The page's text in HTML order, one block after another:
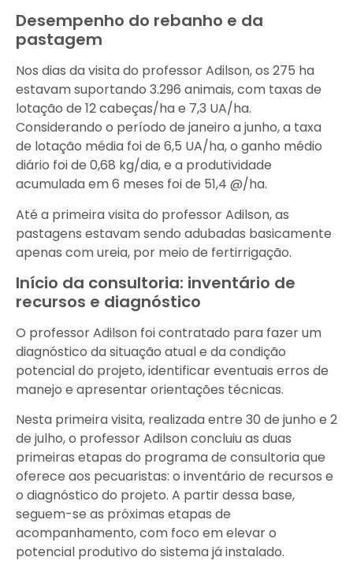
Desempenho do rebanho e da
pastagem
Nos dias da visita do professor Adilson, os 275 ha
estavam suportando 3.296 animais, com taxas de
lotação de 12 cabeças/ha e 7,3 UA/ha.
Considerando o período de janeiro a junho, a taxa
de lotação média foi de 6,5 UA/ha, o ganho médio
diário foi de 0,68 kg/dia, e a produtividade
acumulada em 6 meses foi de 51,4 @/ha.
Até a primeira visita do professor Adilson, as
pastagens estavam sendo adubadas basicamente
apenas com ureia, por meio de fertirrigação.
Início da consultoria: inventário de
recursos e diagnóstico
O professor Adilson foi contratado para fazer um
diagnóstico da situação atual e da condição
potencial do projeto, identificar eventuais erros de
manejo e apresentar orientações técnicas.
Nesta primeira visita, realizada entre 30 de junho e 2
de julho, o professor Adilson concluiu as duas
primeiras etapas do programa de consultoria que
oferece aos pecuaristas: o inventário de recursos e
o diagnóstico do projeto. A partir dessa base,
seguem-se as próximas etapas de
acompanhamento, com foco em elevar o
potencial produtivo do sistema já instalado.